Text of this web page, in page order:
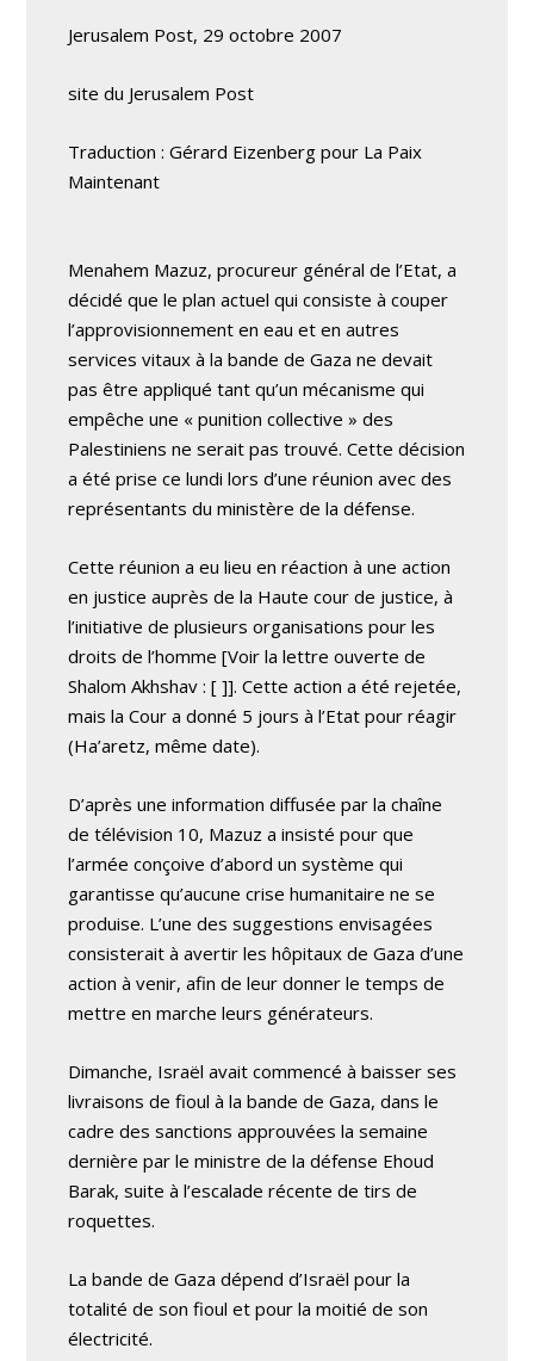
Jerusalem Post, 29 octobre 2007
site du Jerusalem Post
Traduction : Gérard Eizenberg pour La Paix
Maintenant
Menahem Mazuz, procureur général de l’Etat, a
décidé que le plan actuel qui consiste à couper
l’approvisionnement en eau et en autres
services vitaux à la bande de Gaza ne devait
pas être appliqué tant qu’un mécanisme qui
empêche une « punition collective » des
Palestiniens ne serait pas trouvé. Cette décision
a été prise ce lundi lors d’une réunion avec des
représentants du ministère de la défense.
Cette réunion a eu lieu en réaction à une action
en justice auprès de la Haute cour de justice, à
l’initiative de plusieurs organisations pour les
droits de l’homme[Voir la lettre ouverte de
Shalom Akhshav : [ ]]. Cette action a été rejetée,
mais la Cour a donné 5 jours à l’Etat pour réagir
(Ha’aretz, même date).
D’après une information diffusée par la chaîne
de télévision 10, Mazuz a insisté pour que
l’armée conçoive d’abord un système qui
garantisse qu’aucune crise humanitaire ne se
produise. L’une des suggestions envisagées
consisterait à avertir les hôpitaux de Gaza d’une
action à venir, afin de leur donner le temps de
mettre en marche leurs générateurs.
Dimanche, Israël avait commencé à baisser ses
livraisons de fioul à la bande de Gaza, dans le
cadre des sanctions approuvées la semaine
dernière par le ministre de la défense Ehoud
Barak, suite à l’escalade récente de tirs de
roquettes.
La bande de Gaza dépend d’Israël pour la
totalité de son fioul et pour la moitié de son
électricité.